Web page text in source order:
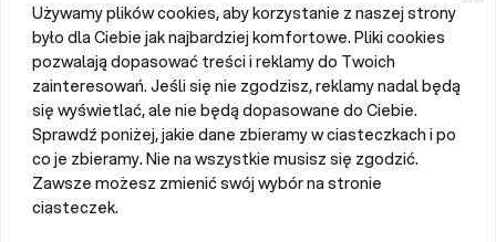
Używamy plików cookies, aby korzystanie z naszej strony
było dla Ciebie jak najbardziej komfortowe. Pliki cookies
pozwalają dopasować treści i reklamy do Twoich
zainteresowań. Jeśli się nie zgodzisz, reklamy nadal będą
się wyświetlać, ale nie będą dopasowane do Ciebie.
Sprawdź poniżej, jakie dane zbieramy w ciasteczkach i po
co je zbieramy. Nie na wszystkie musisz się zgodzić.
Zawsze możesz zmienić swój wybór na stronie
ciasteczek.